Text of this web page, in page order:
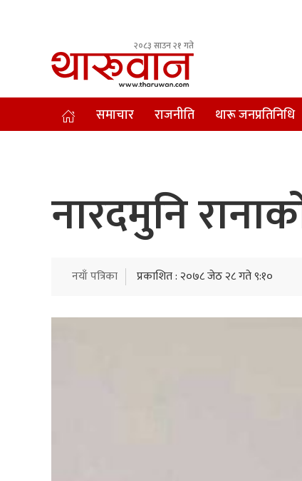
२०८३ साउन २१ गते
Leading Newsportal from Tharu Community Nepal.
समाचार राजनीति थारू जनप्रतिनिधि
नारदमुनि
नयाँ पत्रिका प्रकाशित : २०७८ जेठ २८ गते ९:१०